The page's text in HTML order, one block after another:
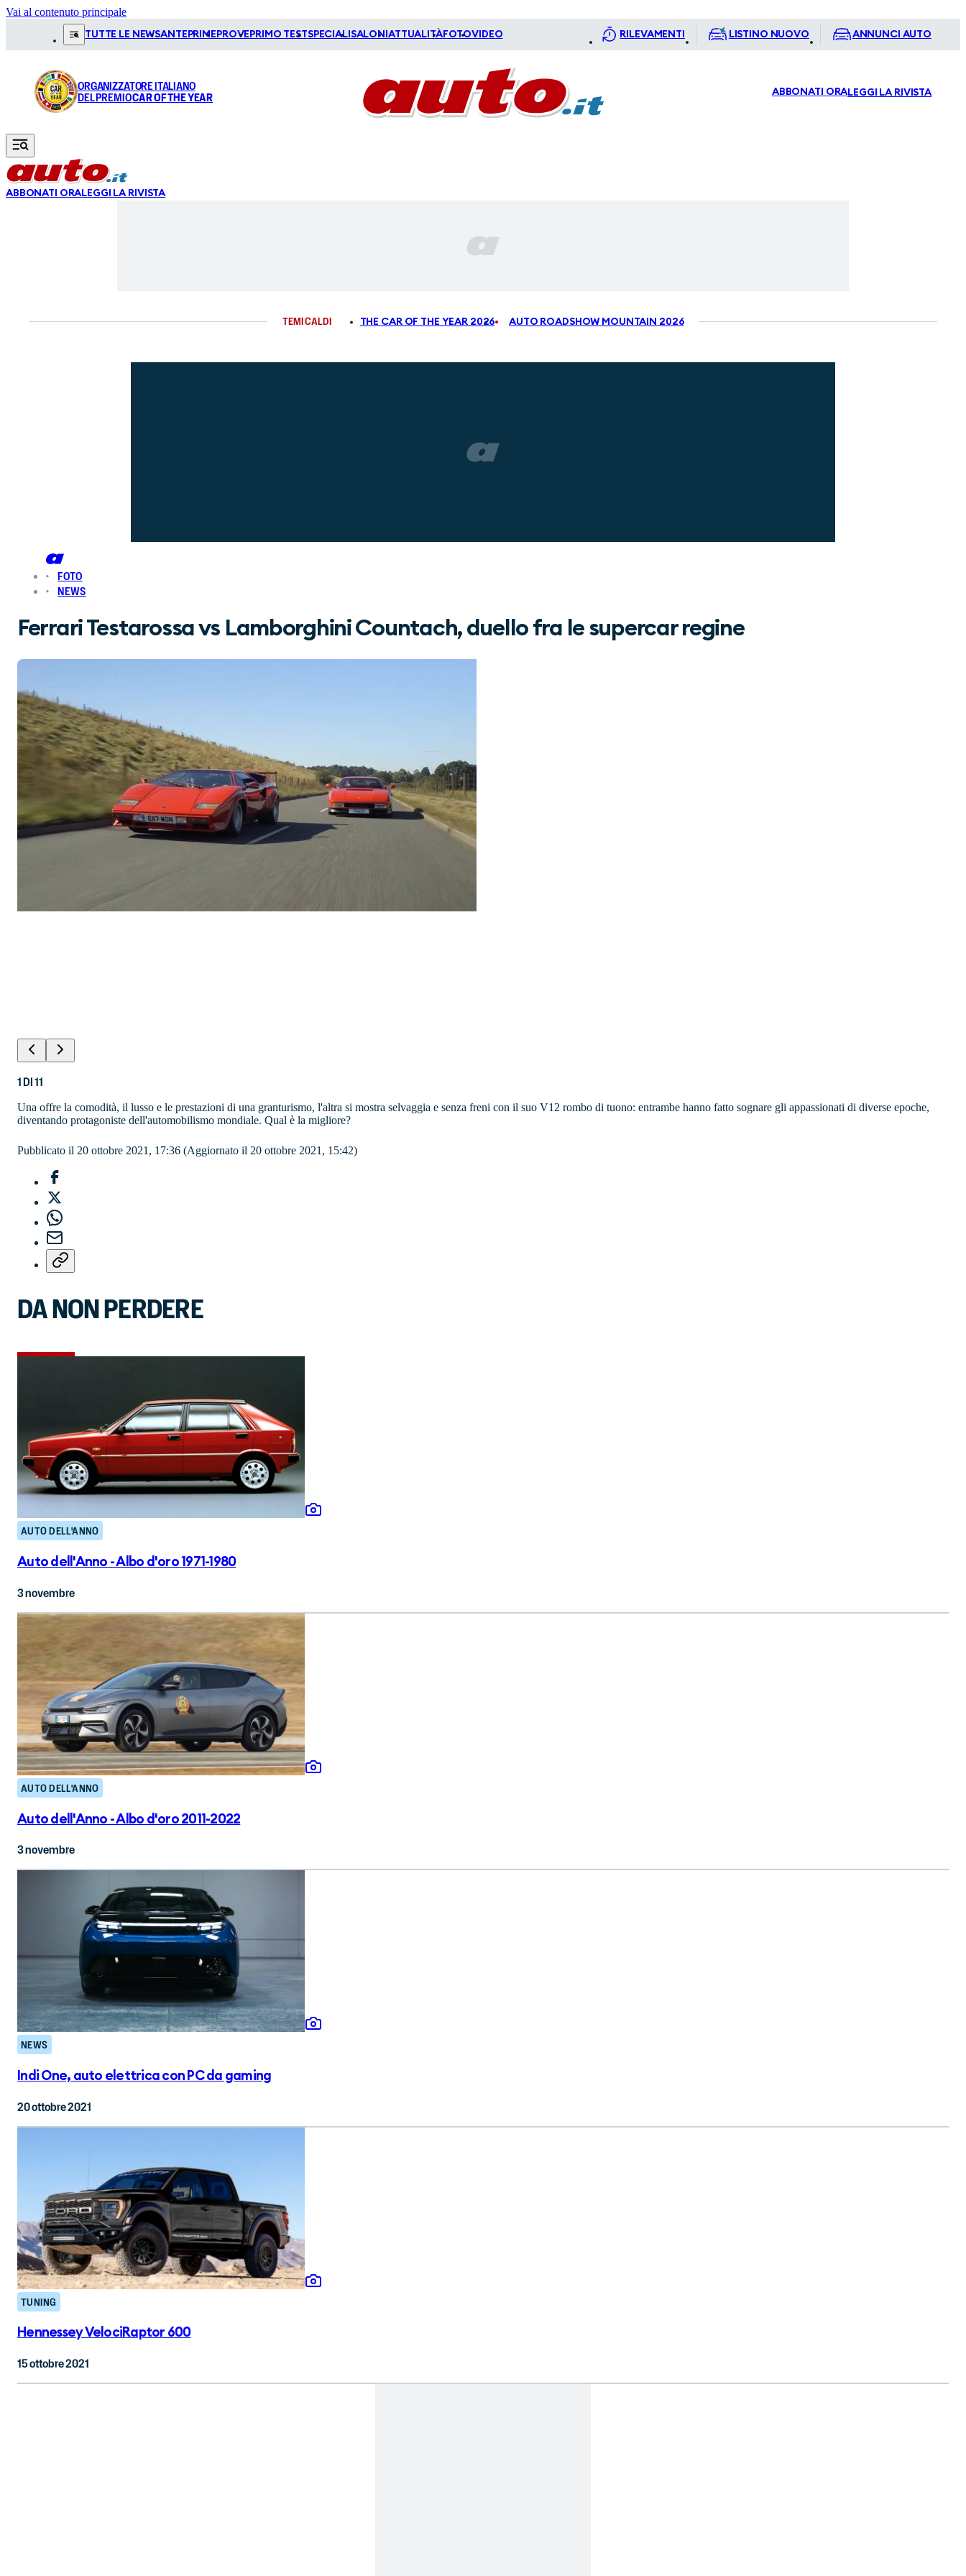
Vai al contenuto principale
TUTTE LE NEWSANTEPRIME PROVE PRIMO TESTSPECIALI SALONI ATTUALITÀFOTOVIDEO RILEVAMENTI LISTINO NUOVO ANNUNCI AUTO
ORGANIZZATORE ITALIANO
DEL PREMIOCAR OF THE YEAR ABBONATI ORALEGGI LA RIVISTA
ABBONATI ORALEGGI LA RIVISTA
TEMI CALDI THE CAR OF THE YEAR 2026 AUTO ROADSHOW MOUNTAIN 2026
FOTO
NEWS
Ferrari Testarossa vs Lamborghini Countach, duello fra le supercar regine
1DI11
Una offre la comodità, il lusso e le prestazioni di una granturismo, l'altra si mostra selvaggia e senza freni con il suo V12 rombo di tuono: entrambe hanno fatto sognare gli appassionati di diverse epoche,
diventando protagoniste dell'automobilismo mondiale. Qual è la migliore?
Pubblicato il 20 ottobre 2021, 17:36 (Aggiornato il 20 ottobre 2021, 15:42)
DA NON PERDERE
AUTO DELL'ANNO
Auto dell'Anno - Albo d'oro 1971-1980
3 novembre
AUTO DELL'ANNO
Auto dell'Anno - Albo d'oro 2011-2022
3 novembre
NEWS
Indi One, auto elettrica con PC da gaming
20 ottobre 2021
TUNING
Hennessey VelociRaptor 600
15 ottobre 2021